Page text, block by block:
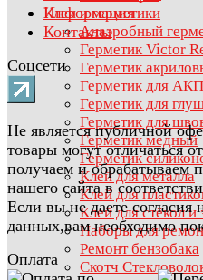
Клеи и герметики
Анаэробный
Герметик Victor
Герметик
Герметик для
Герметик для
Герметик для
Герметик медный
Герметик
Клей для металла
Клей для
Клей для стёкол и
Наборы для
Ремонт бензобака
Скотч
Информация
Контакты
Соцсети
Не является публичной
товары могут отличаться
получаем и обрабатываем
нашего сайта в
Если вы не даете согласия
данных,вам необходимо
Оплата